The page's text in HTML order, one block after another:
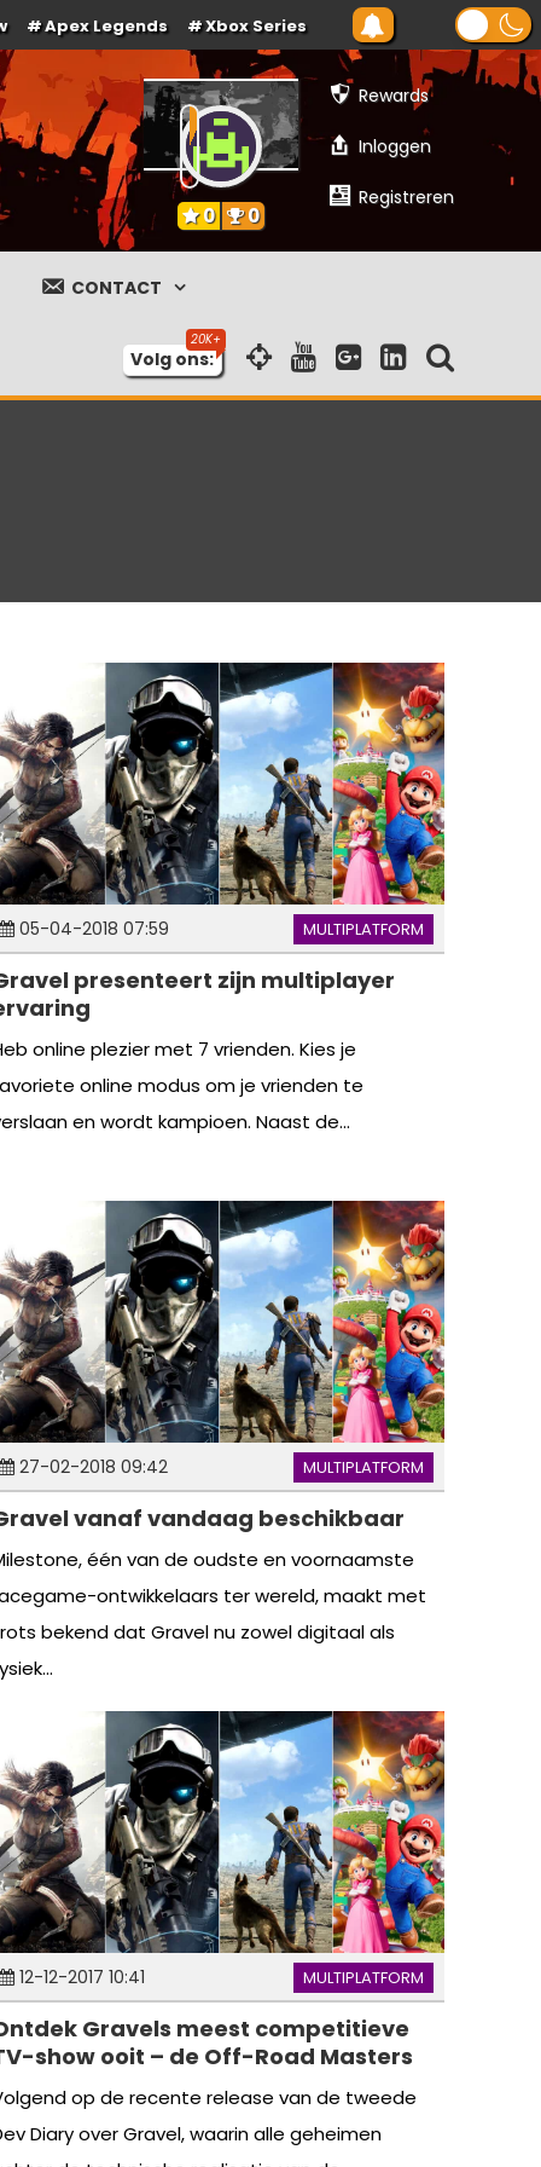
Apex Legends Xbox Series
Rewards
Inloggen
Registreren
0 0
CONTACT
Volg ons:
05-04-2018 07:59 MULTIPLATFORM
presenteert zijn multiplayer
online plezier met 7 vrienden. Kies je
online modus om je vrienden te
en wordt kampioen. Naast de...
27-02-2018 09:42 MULTIPLATFORM
vanaf vandaag beschikbaar
één van de oudste en voornaamste
ontwikkelaars ter wereld, maakt met
bekend dat Gravel nu zowel digitaal als
12-12-2017 10:41 MULTIPLATFORM
Gravels meest competitieve
show ooit – de Off-Road Masters
op de recente release van de tweede
Diary over Gravel, waarin alle geheimen